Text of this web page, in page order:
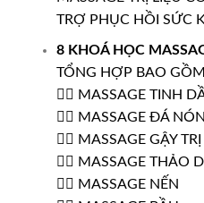
TRỢ PHỤC HỒI SỨC
8 KHOÁ HỌC
TỔNG HỢP BAO
🧖‍♀️ MASSAGE TINH
🧖‍♀️ MASSAGE ĐÁ
🧖‍♀️ MASSAGE GẬY
🧖‍♀️ MASSAGE THẢO
🧖‍♀️ MASSAGE NẾN